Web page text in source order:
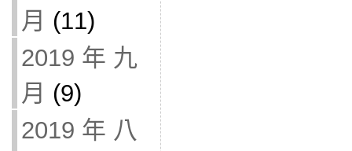
月 (11)
2019 年 九
月 (9)
2019 年 八